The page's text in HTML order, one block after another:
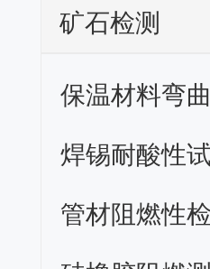
矿石检测
保温材料弯
焊锡耐酸性
管材阻燃性